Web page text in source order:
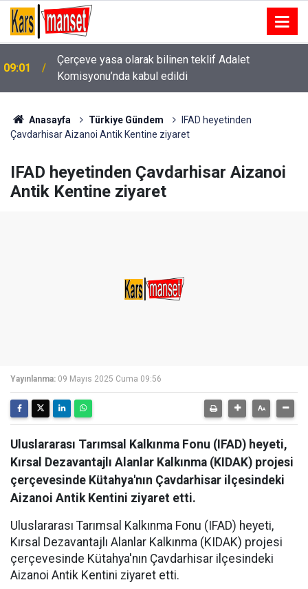
09:01
Çerçeve yasa olarak bilinen teklif Adalet
Komisyonu’nda kabul edildi
09:00
’U’ dönüşü yapmak isteyen otomobile 2 motosiklet
ok gibi saplandı
Anasayfa Türkiye Gündem
IFAD heyetinden
Çavdarhisar Aizanoi Antik Kentine ziyaret
IFAD heyetinden Çavdarhisar Aizanoi
Antik Kentine ziyaret
Yayınlanma: 09 Mayıs 2025 Cuma 09:56
Uluslararası Tarımsal Kalkınma Fonu (IFAD) heyeti,
Kırsal Dezavantajlı Alanlar Kalkınma (KIDAK) projesi
çerçevesinde Kütahya'nın Çavdarhisar ilçesindeki
Aizanoi Antik Kentini ziyaret etti.
Uluslararası Tarımsal Kalkınma Fonu (IFAD) heyeti,
Kırsal Dezavantajlı Alanlar Kalkınma (KIDAK) projesi
çerçevesinde Kütahya'nın Çavdarhisar ilçesindeki
Aizanoi Antik Kentini ziyaret etti.